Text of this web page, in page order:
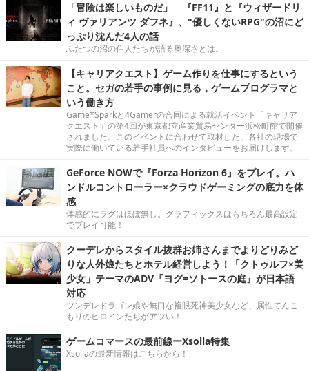
「冒険は楽しいものだ」 ─『FF11』と『ウィザードリ
ィ ヴァリアンツ ダフネ』、"優しくないRPG"の沼にど
っぷり沈んだ4人の話
ふたつの沼の住人たちが語る奥深さとは。
【キャリアクエスト】ゲーム作りを仕事にするという
こと。セガの若手の事例に見る，ゲームプログラマと
いう働き方
Game*Sparkと4Gamerの合同による就活イベント「キャリア
クエスト」の第4回が東京都立産業貿易センター浜松町館で開催
されました。このイベントに合わせて取材した、各社の現場で
実際に働いている若手社員へのインタビューをお届けします。
GeForce NOWで『Forza Horizon 6』をプレイ。ハ
ンドルコントローラー×クラウドゲーミングの底力を体
感
体感的にラグはほぼ無し。グラフィックスはもちろん最高設定
でプレイ可能！
クーデレからスタイル抜群お姉さんまでよりどりみど
りな人外娘たちとホテル経営しよう！「クトゥルフ×美
少女」テーマのADV『ヨグ=ソトースの庭』が日本語
対応
ツンデレドラゴン娘や無口な複眼死神美少女など、属性てんこ
もりのヒロインたちがアツい！
ゲームコマースの最前線ーXsolla特集
Xsollaの最新情報はこちらから！